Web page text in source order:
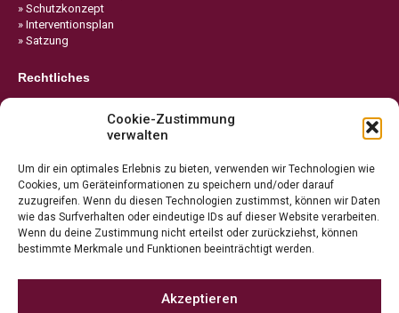
Cookie-Zustimmung
verwalten
Um dir ein optimales Erlebnis zu bieten, verwenden wir Technologien wie
Cookies, um Geräteinformationen zu speichern und/oder darauf
zuzugreifen. Wenn du diesen Technologien zustimmst, können wir Daten
wie das Surfverhalten oder eindeutige IDs auf dieser Website verarbeiten.
Wenn du deine Zustimmung nicht erteilst oder zurückziehst, können
bestimmte Merkmale und Funktionen beeinträchtigt werden.
Akzeptieren
» Schutzkonzept
» Interventionsplan
» Satzung
Rechtliches
» Cookie-Richtlinie